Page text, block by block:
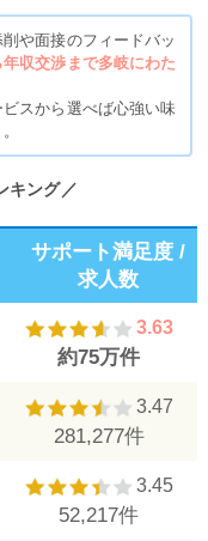
や面接のフィードバッ
収交渉まで多岐にわた
スから選べば心強い味
キング／
サポート満足度 /
求人数
3.63
約75万件
3.47
281,277件
3.45
52,217件